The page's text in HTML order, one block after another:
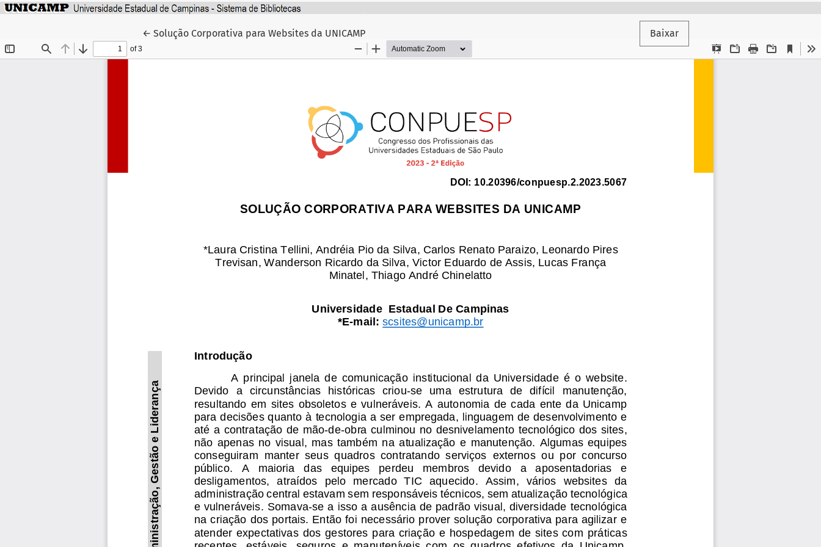
← Voltar aos Detalhes do Artigo
Solução Corporativa para Websites da UNICAMP Baixar